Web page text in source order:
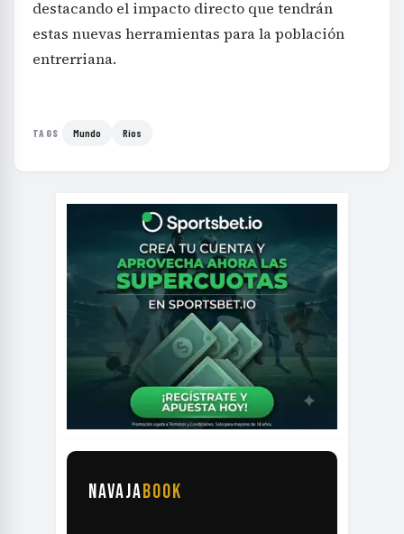
destacando el impacto directo que tendrán
estas nuevas herramientas para la población
entrerriana.
TAGS Mundo Ríos
NAVAJABOOK